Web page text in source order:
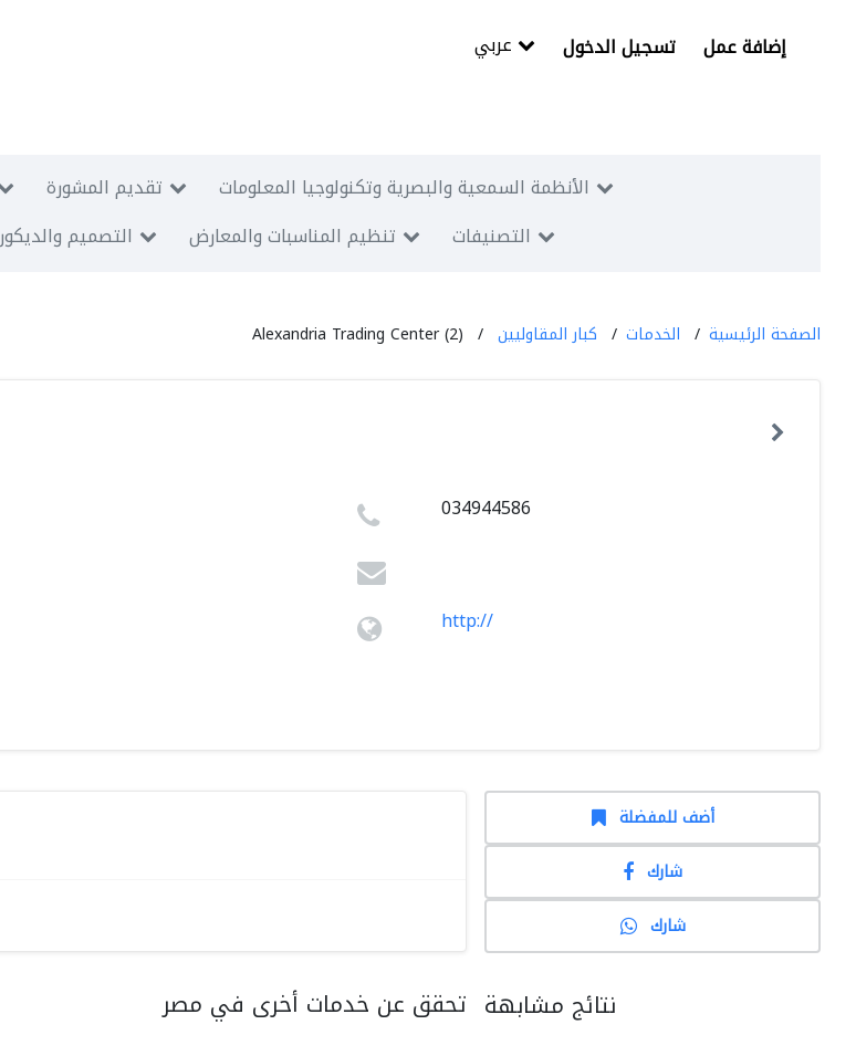
تسجيل الدخول إضافة عمل
تقديم المشورة
الأنظمة السمعية والبصرية وتكنولوجيا المعلومات
التصميم والديكور تنظيم المناسبات والمعارض التصنيفات
الصفحة الرئيسية الخدمات كبار المقاوليين Alexandria Trading Center (2)
034944586
http://
تحقق عن خدمات أخرى في مصر
أضف للمفضلة
شارك
شارك
نتائج مشابهة